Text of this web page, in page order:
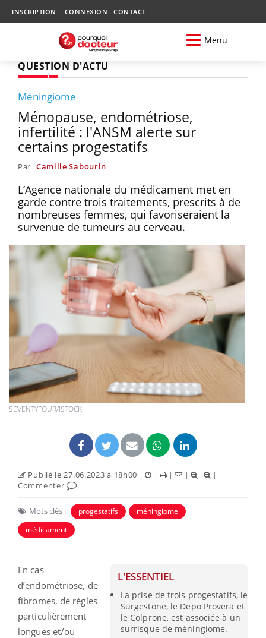
INSCRIPTION CONNEXION CONTACT
Menu
QUESTION D'ACTU
Méningiome
Ménopause, endométriose,
infertilité : l'ANSM alerte sur
certains progestatifs
Par Camille Sabourin
L’Agence nationale du médicament met en
garde contre trois traitements, prescrits à de
nombreuses femmes, qui favoriseraient la
survenue de tumeurs au cerveau.
SEVENTYFOUR/ISTOCK
Publié le 27.06.2023 à 18h00 | | | |
|
Commenter
Mots clés : progestatifs
méningiome
médicament
L'ESSENTIEL
La prise de trois progestatifs, le
Surgestone, le Depo Provera et
le Colprone, est associée à un
surrisque de méningiome.
En cas
d’endométriose, de
fibromes, de règles
particulièrement
longues et/ou